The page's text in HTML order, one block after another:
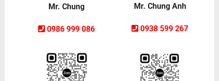
Mr. Chung
0986 999 086
Mr. Chung Anh
0938 599 267